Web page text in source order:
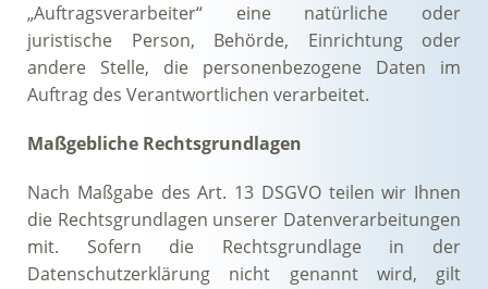
„Auftragsverarbeiter“ eine natürliche oder
juristische Person, Behörde, Einrichtung oder
andere Stelle, die personenbezogene Daten im
Auftrag des Verantwortlichen verarbeitet.
Maßgebliche Rechtsgrundlagen
Nach Maßgabe des Art. 13 DSGVO teilen wir Ihnen
die Rechtsgrundlagen unserer Datenverarbeitungen
mit. Sofern die Rechtsgrundlage in der
Datenschutzerklärung nicht genannt wird, gilt